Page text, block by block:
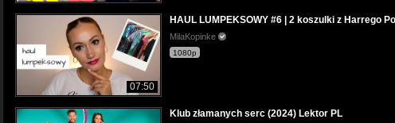
07:50
HAUL LUMPEKSOWY #6 | 2 koszulki z Harrego
MilaKopinke
1080p
Klub złamanych serc (2024) Lektor PL